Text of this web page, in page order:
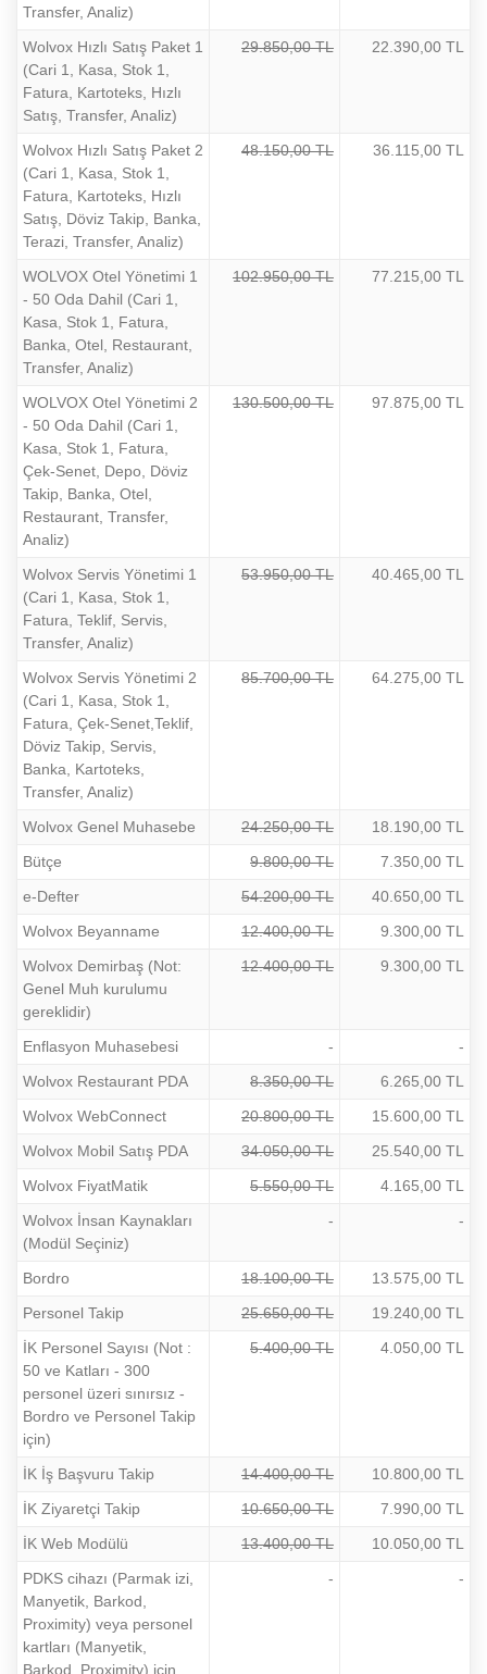
Transfer, Analiz)
Wolvox Hızlı Satış Paket 1
(Cari 1, Kasa, Stok 1,
Fatura, Kartoteks, Hızlı
Satış, Transfer, Analiz)
29.850,00 TL 22.390,00 TL
Wolvox Hızlı Satış Paket 2
(Cari 1, Kasa, Stok 1,
Fatura, Kartoteks, Hızlı
Satış, Döviz Takip, Banka,
Terazi, Transfer, Analiz)
48.150,00 TL 36.115,00 TL
WOLVOX Otel Yönetimi 1
- 50 Oda Dahil (Cari 1,
Kasa, Stok 1, Fatura,
Banka, Otel, Restaurant,
Transfer, Analiz)
102.950,00 TL 77.215,00 TL
WOLVOX Otel Yönetimi 2
- 50 Oda Dahil (Cari 1,
Kasa, Stok 1, Fatura,
Çek-Senet, Depo, Döviz
Takip, Banka, Otel,
Restaurant, Transfer,
Analiz)
130.500,00 TL 97.875,00 TL
Wolvox Servis Yönetimi 1
(Cari 1, Kasa, Stok 1,
Fatura, Teklif, Servis,
Transfer, Analiz)
53.950,00 TL 40.465,00 TL
Wolvox Servis Yönetimi 2
(Cari 1, Kasa, Stok 1,
Fatura, Çek-Senet,Teklif,
Döviz Takip, Servis,
Banka, Kartoteks,
Transfer, Analiz)
85.700,00 TL 64.275,00 TL
Wolvox Genel Muhasebe 24.250,00 TL
18.190,00 TL
Bütçe
9.800,00 TL
7.350,00 TL
e-Defter
54.200,00 TL
40.650,00 TL
Wolvox Beyanname
12.400,00 TL
9.300,00 TL
Wolvox Demirbaş (Not:
Genel Muh kurulumu
gereklidir)
12.400,00 TL 9.300,00 TL
Enflasyon Muhasebesi -
-
Wolvox Restaurant PDA
8.350,00 TL
6.265,00 TL
Wolvox WebConnect
20.800,00 TL
15.600,00 TL
Wolvox Mobil Satış PDA
34.050,00 TL
25.540,00 TL
Wolvox FiyatMatik
5.550,00 TL
4.165,00 TL
Wolvox İnsan Kaynakları
(Modül Seçiniz)
- -
Bordro 18.100,00 TL
13.575,00 TL
Personel Takip
25.650,00 TL
19.240,00 TL
İK Personel Sayısı (Not :
50 ve Katları - 300
personel üzeri sınırsız -
Bordro ve Personel Takip
için)
5.400,00 TL 4.050,00 TL
İK İş Başvuru Takip 14.400,00 TL
10.800,00 TL
İK Ziyaretçi Takip
10.650,00 TL
7.990,00 TL
İK Web Modülü
13.400,00 TL
10.050,00 TL
PDKS cihazı (Parmak izi,
Manyetik, Barkod,
Proximity) veya personel
kartları (Manyetik,
Barkod, Proximity) için
- -